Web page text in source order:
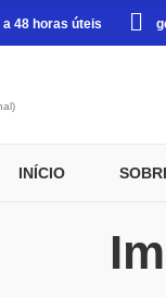
48 horas úteis
INÍCIO